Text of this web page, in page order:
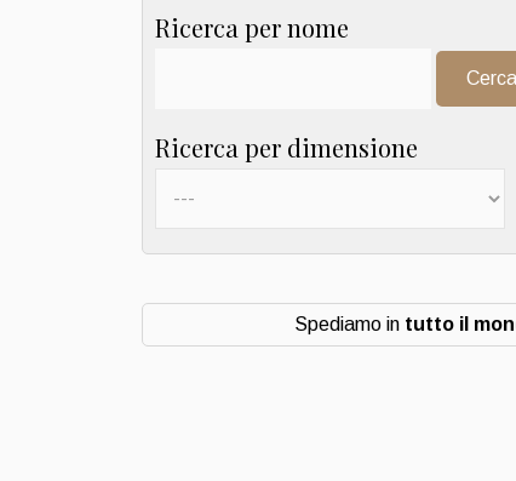
Ricerca per nome
Ricerca per dimensione
Spediamo in tutto il